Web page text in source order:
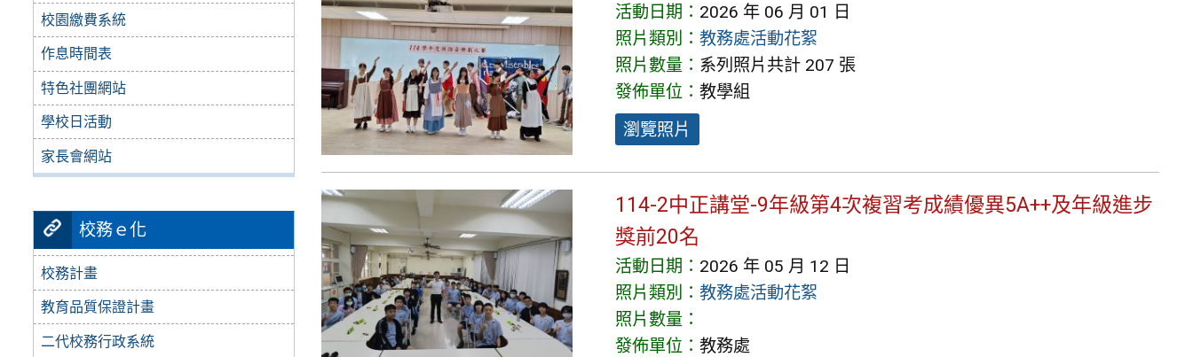
校園繳費系統
作息時間表
特色社團網站
學校日活動
家長會網站
校務ｅ化
校務計畫
教育品質保證計畫
二代校務行政系統
活動日期： 2026 年 06 月 01 日
照片類別： 教務處活動花絮
照片數量： 系列照片共計 207 張
發佈單位： 教學組
瀏覽照片
114-2中正講堂-9年級第4次複習考成績優異5A++及年級進步
獎前20名
活動日期： 2026 年 05 月 12 日
照片類別： 教務處活動花絮
照片數量：
發佈單位： 教務處